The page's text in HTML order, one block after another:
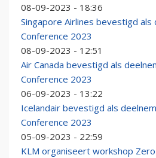
08-09-2023 - 18:36
Singapore Airlines bevestigd als
Conference 2023
08-09-2023 - 12:51
Air Canada bevestigd als
Conference 2023
06-09-2023 - 13:22
Icelandair bevestigd als
Conference 2023
05-09-2023 - 22:59
KLM organiseert workshop